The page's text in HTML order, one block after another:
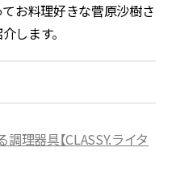
お料理好きな菅原沙樹さ
します。
理器具【CLASSY.ライタ